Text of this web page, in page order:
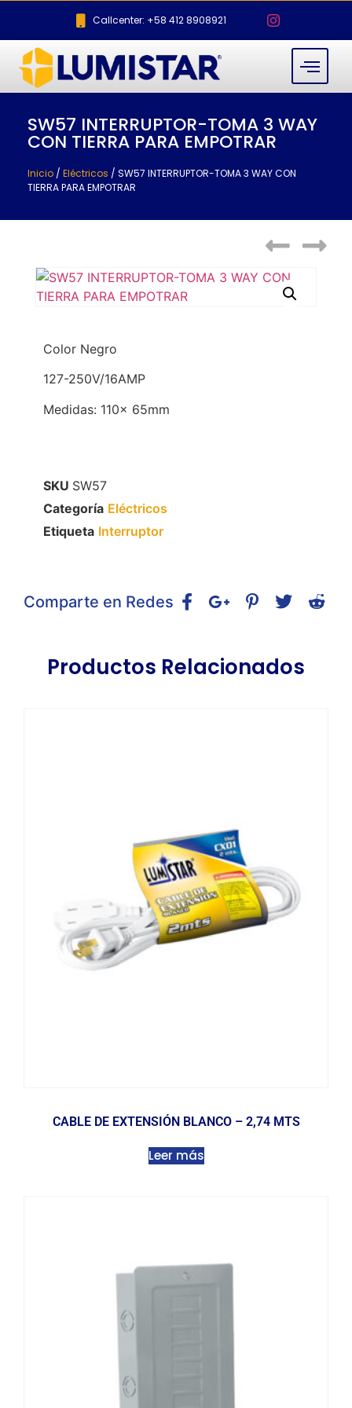
Callcenter: +58 412 8908921
SW57 INTERRUPTOR-TOMA 3 WAY
CON TIERRA PARA EMPOTRAR
Inicio / Eléctricos / SW57 INTERRUPTOR-TOMA 3 WAY CON
TIERRA PARA EMPOTRAR
Color Negro
127-250V/16AMP
Medidas: 110x 65mm
SKU SW57
Categoría Eléctricos
Etiqueta Interruptor
Comparte en Redes
Productos Relacionados
CABLE DE EXTENSIÓN BLANCO – 2,74 MTS
Leer más